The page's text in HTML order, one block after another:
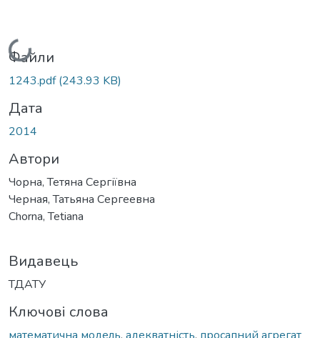
Вантажиться...
Файли
1243.pdf(243.93 KB)
Дата
2014
Автори
Чорна, Тетяна Сергіївна
Черная, Татьяна Сергеевна
Chorna, Tetiana
Видавець
ТДАТУ
Ключові слова